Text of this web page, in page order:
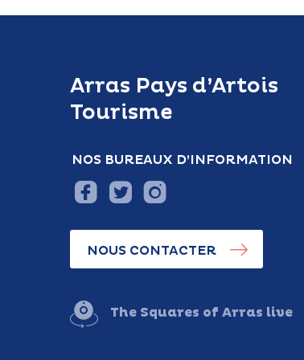
Arras Pays d’Artois
Tourisme
NOS BUREAUX D’INFORMATION
NOUS CONTACTER
The Squares of Arras live